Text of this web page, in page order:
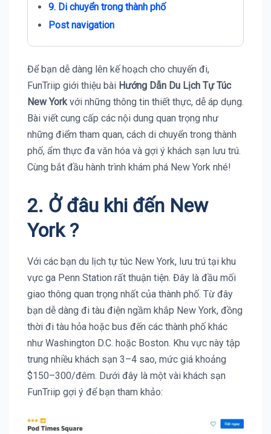
9. Di chuyển trong thành phố
Post navigation
Để bạn dễ dàng lên kế hoạch cho chuyến đi,
FunTriip giới thiệu bài Hướng Dẫn Du Lịch Tự Túc
New York với những thông tin thiết thực, dễ áp dụng.
Bài viết cung cấp các nội dung quan trọng như
những điểm tham quan, cách di chuyển trong thành
phố, ẩm thực đa văn hóa và gợi ý khách sạn lưu trú.
Cùng bắt đầu hành trình khám phá New York nhé!
2. Ở đâu khi đến New
York ?
Với các bạn du lịch tự túc New York, lưu trú tại khu
vực ga Penn Station rất thuận tiện. Đây là đầu mối
giao thông quan trọng nhất của thành phố. Từ đây
bạn dễ dàng đi tàu điện ngầm khắp New York, đồng
thời đi tàu hỏa hoặc bus đến các thành phố khác
như Washington D.C. hoặc Boston. Khu vực này tập
trung nhiều khách sạn 3–4 sao, mức giá khoảng
$150–300/đêm. Dưới đây là một vài khách sạn
FunTriip gợi ý để bạn tham khảo: